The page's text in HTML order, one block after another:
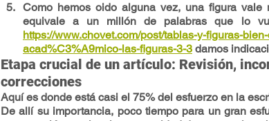
Como hemos oido alguna vez, una figura
equivale a un millón de palabras que lo
https://www.chovet.com/post/tablas-y-figuras-
acad%C3%A9mico-las-figuras-3-3 damos
Etapa crucial de un artículo: Revisión,
correcciones
Aquí es donde está casi el 75% del esfuerzo en la
De allí su importancia, poco tiempo para un gran